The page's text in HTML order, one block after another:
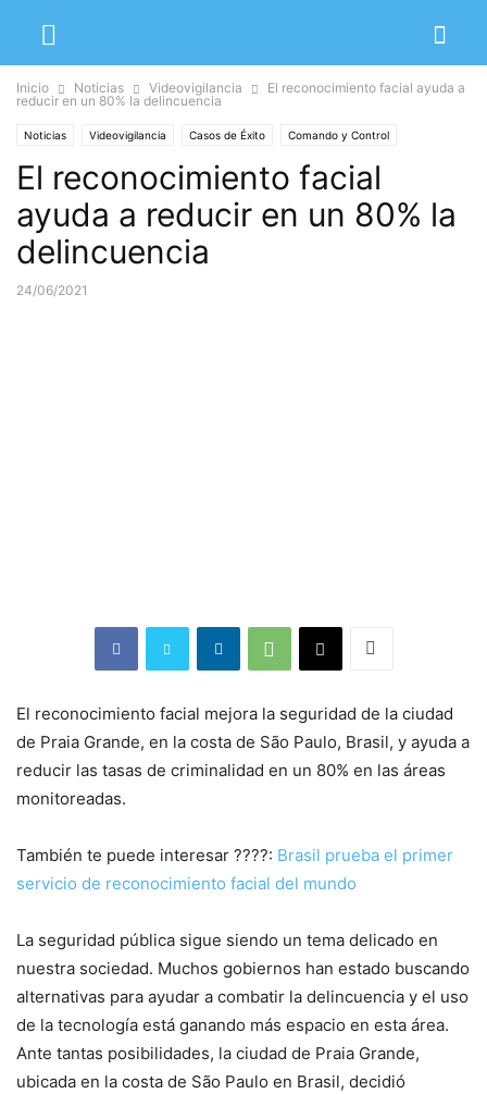
Inicio Noticias Videovigilancia
El reconocimiento facial ayuda a
reducir en un 80% la delincuencia
Noticias Videovigilancia Casos de Éxito Comando y Control
El reconocimiento facial
ayuda a reducir en un 80% la
delincuencia
24/06/2021
El reconocimiento facial mejora la seguridad de la ciudad
de Praia Grande, en la costa de São Paulo, Brasil, y ayuda a
reducir las tasas de criminalidad en un 80% en las áreas
monitoreadas.
También te puede interesar ????: Brasil prueba el primer
servicio de reconocimiento facial del mundo
La seguridad pública sigue siendo un tema delicado en
nuestra sociedad. Muchos gobiernos han estado buscando
alternativas para ayudar a combatir la delincuencia y el uso
de la tecnología está ganando más espacio en esta área.
Ante tantas posibilidades, la ciudad de Praia Grande,
ubicada en la costa de São Paulo en Brasil, decidió